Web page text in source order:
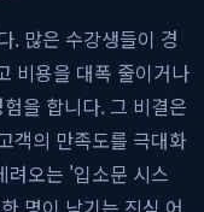
. 많은 수강생들이 경
비용을 대폭 줄이거나
을 합니다. 그 비결은
객의 만족도를 극대화
려오는 '입소문 시스